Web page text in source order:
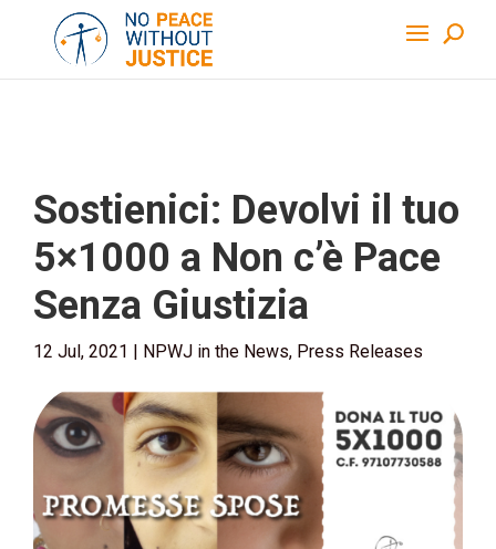
Sostienici: Devolvi il tuo
5×1000 a Non c’è Pace
Senza Giustizia
12 Jul, 2021 | NPWJ in the News, Press Releases